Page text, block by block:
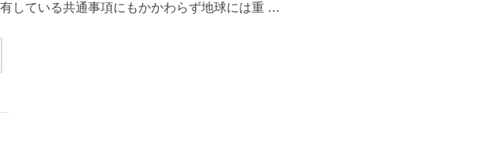
している共通事項にもかかわらず地球には重 …
重要性”